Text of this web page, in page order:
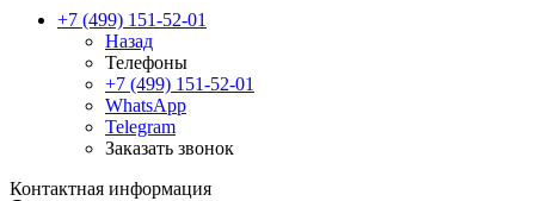
+7 (499) 151-52-01
Назад
Телефоны
+7 (499) 151-52-01
WhatsApp
Telegram
Заказать звонок
Контактная информация